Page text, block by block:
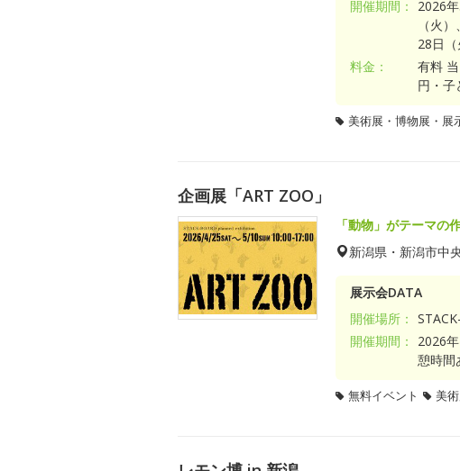
開催期間：
2026
（火
28日（
料金：
有料
円・
美術展・博物展・展
企画展「ART ZOO」
「動物」がテーマの
新潟県・新潟市中
展示会DATA
開催場所：
開催期間：
2026
憩時間
無料イベント 美